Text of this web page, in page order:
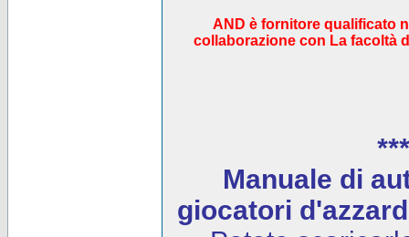
AND è fornitore qualificato
collaborazione con La facoltà
Manuale di
giocatori